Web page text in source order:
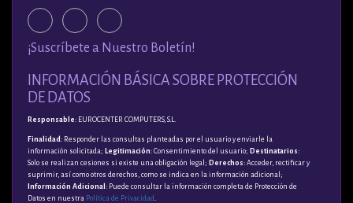
¡Suscríbete a Nuestro Boletín!
INFORMACIÓN BÁSICA SOBRE PROTECCIÓN
DE DATOS
Responsable: EUROCENTER COMPUTERS, S.L.
Finalidad : Responder las consultas planteadas por el usuario y enviarle la
información solicitada; Legitimación: Consentimiento del usuario; Destinatarios:
Solo se realizan cesiones si existe una obligación legal; Derechos: Acceder, rectificar y
suprimir, así como otros derechos, como se indica en la información adicional;
Información Adicional : Puede consultar la información completa de Protección de
Datos en nuestra Política de Privacidad